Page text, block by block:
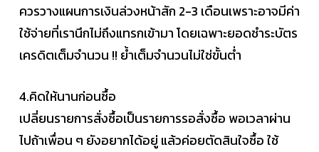
ควรวางแผนการเงินล่วงหน้าสัก 2-3 เดือนเพราะอาจมีค่า
ใช้จ่ายที่เรานึกไม่ถึงแทรกเข้ามา โดยเฉพาะยอดชำระบัตร
เครดิตเต็มจำนวน !! ย้ำเต็มจำนวนไม่ใช่ขั้นต่ำ
4.คิดให้นานก่อนซื้อ
เปลี่ยนรายการสั่งซื้อเป็นรายการรอสั่งซื้อ พอเวลาผ่าน
ไปถ้าเพื่อน ๆ ยังอยากได้อยู่ แล้วค่อยตัดสินใจซื้อ ใช้